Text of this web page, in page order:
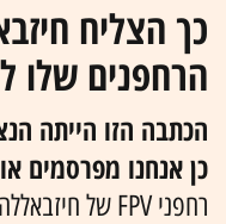
כך הצליח
הרחפנים שלו
הכתבה הזו הייתה
כן אנחנו מפרסמים